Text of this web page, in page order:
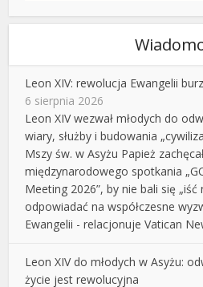
Leon XIV: rewolucja Ewangelii
6 sierpnia 2026
Leon XIV wezwał młodych do
wiary, służby i budowania
Mszy św. w Asyżu Papież
międzynarodowego spotkania
Meeting 2026”, by nie bali się „iść
odpowiadać na współczesne
Ewangelii - relacjonuje Vatican
Leon XIV do młodych w Asyżu:
życie jest rewolucyjna